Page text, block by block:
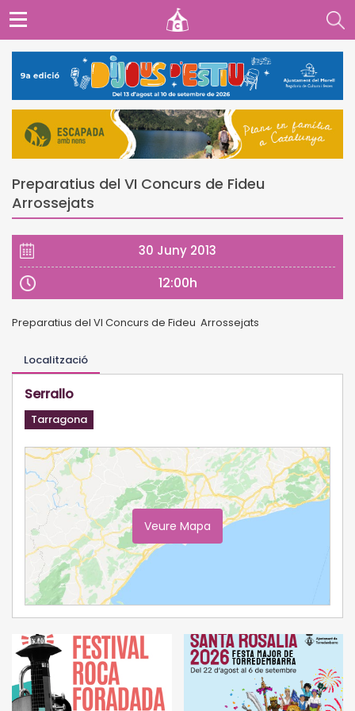
Preparatius del VI Concurs de Fideu
Arrossejats
30 Juny 2013
12:00h
Preparatius del VI Concurs de Fideu Arrossejats
Localització
Serrallo
Tarragona
Veure Mapa